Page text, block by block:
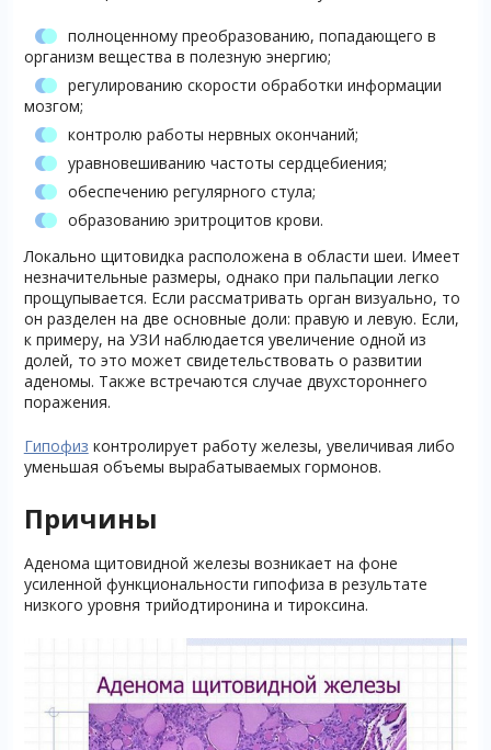
полноценному преобразованию, попадающего в
организм вещества в полезную энергию;
регулированию скорости обработки информации
мозгом;
контролю работы нервных окончаний;
уравновешиванию частоты сердцебиения;
обеспечению регулярного стула;
образованию эритроцитов крови.
Локально щитовидка расположена в области шеи. Имеет
незначительные размеры, однако при пальпации легко
прощупывается. Если рассматривать орган визуально, то
он разделен на две основные доли: правую и левую. Если,
к примеру, на УЗИ наблюдается увеличение одной из
долей, то это может свидетельствовать о развитии
аденомы. Также встречаются случае двухстороннего
поражения.
Гипофиз контролирует работу железы, увеличивая либо
уменьшая объемы вырабатываемых гормонов.
Причины
Аденома щитовидной железы возникает на фоне
усиленной функциональности гипофиза в результате
низкого уровня трийодтиронина и тироксина.